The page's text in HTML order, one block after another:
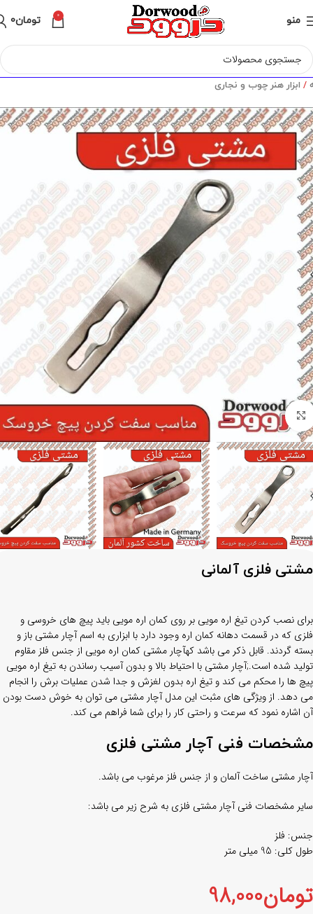
منو 0 تومان0
ابزار هنر چوب و نجاری
برای بزرگنمایی کلیک کنید
مشتی فلزی آلمانی
برای نصب کردن تیغ اره مویی بر روی کمان اره مویی باید پیچ های خروسی و
فلزی که در قسمت دهانه کمان اره وجود دارد با ابزاری به اسم آچار مشتی باز و
بسته گردند. قابل ذکر می باشد کهآچار مشتی کمان اره مویی از جنس فلز مقاوم
تولید شده است.;آچار مشتی با احتیاط بالا و بدون آسیب رساندن به تیغ اره مویی
پیچ ها را محکم می کند و تیغ اره بدون لغزش و جدا شدن عملیات برش را انجام
می دهد. از ویژگی های مثبت این مدل آچار مشتی می توان به خوش دست بودن
آن اشاره نمود که سرعت و راحتی کار را برای شما فراهم می کند.
مشخصات فنی آچار مشتی فلزی
آچار مشتی ساخت آلمان و از جنس فلز مرغوب می باشد.
سایر مشخصات فنی آچار مشتی فلزی به شرح زیر می باشد:
جنس: فلز
طول کلی: 95 میلی متر
تومان98,000